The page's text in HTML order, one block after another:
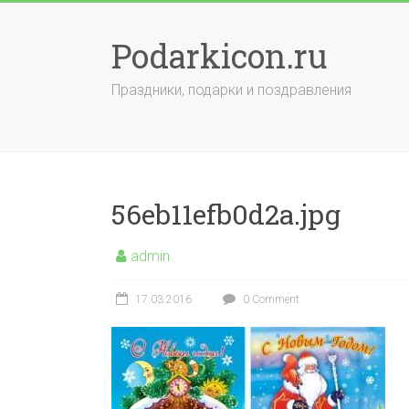
Podarkicon.ru
Праздники, подарки и поздравления
56eb11efb0d2a.jpg
admin
17.03.2016 0 Comment